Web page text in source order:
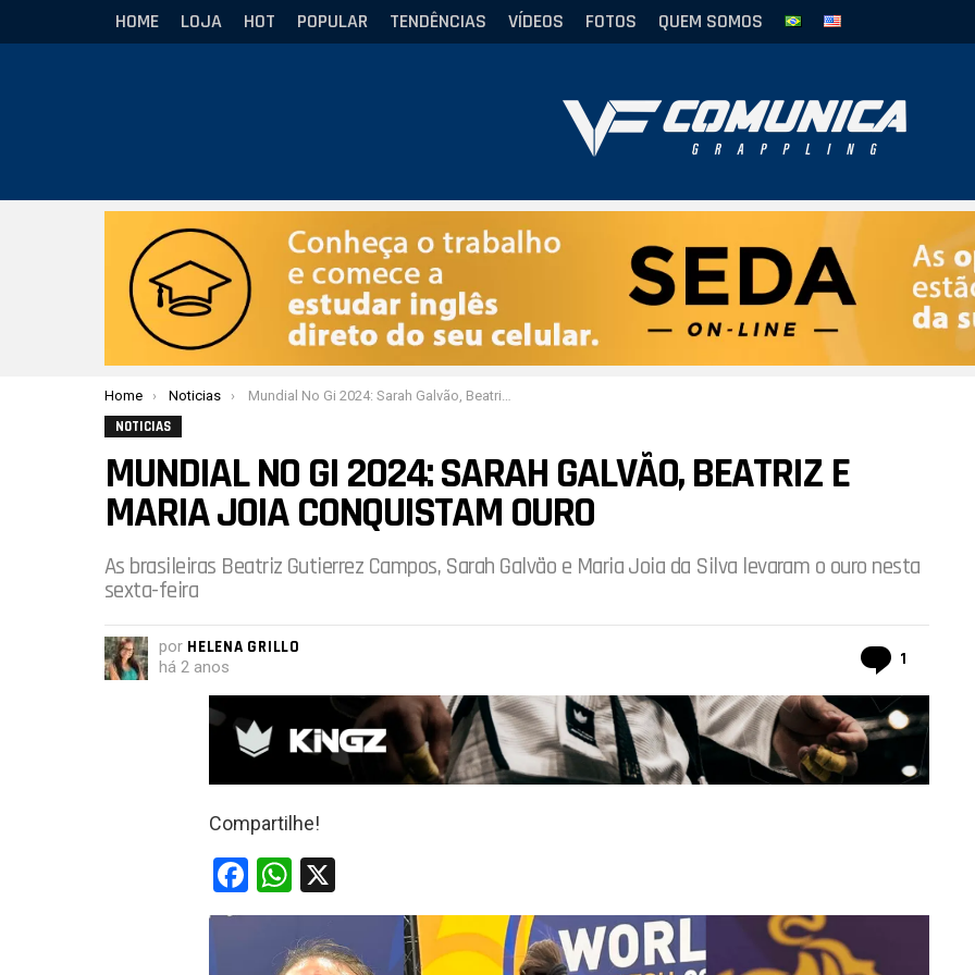
HOME LOJA HOT POPULAR TENDÊNCIAS VÍDEOS FOTOS QUEM SOMOS
Você está aqui:
Home Noticias Mundial No Gi 2024: Sarah Galvão, Beatriz e Maria Joia conquistam ouro
NOTICIAS
MUNDIAL NO GI 2024: SARAH GALVÃO, BEATRIZ E
MARIA JOIA CONQUISTAM OURO
As brasileiras Beatriz Gutierrez Campos, Sarah Galvão e Maria Joia da Silva levaram o ouro nesta
sexta-feira
por HELENA GRILLO
há 2 anos 1
Compartilhe!
F
a
W
h
at